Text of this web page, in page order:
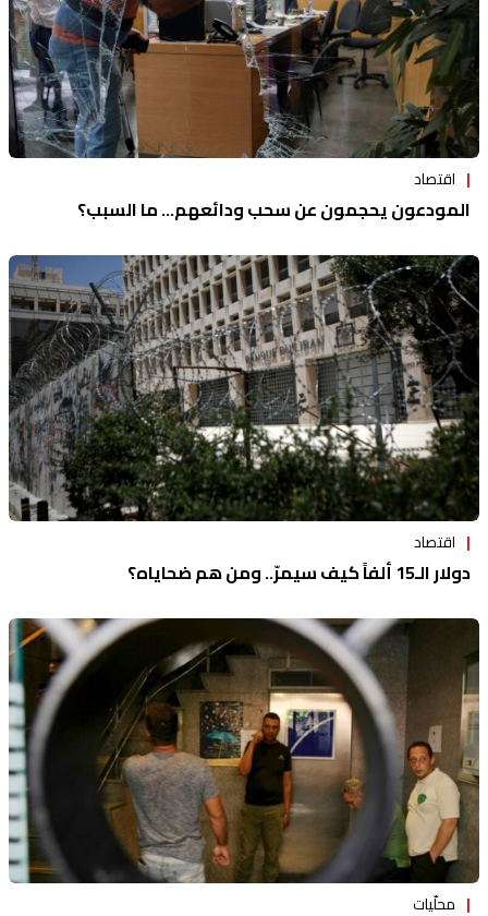
اقتصاد
المودعون يحجمون عن سحب ودائعهم... ما السبب؟
اقتصاد
دولار الـ15 ألفاً كيف سيمرّ.. ومن هم ضحاياه؟
محلّيات